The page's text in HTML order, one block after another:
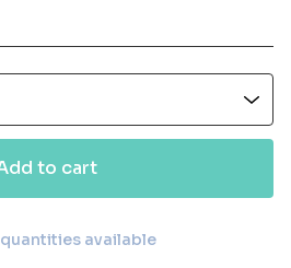
to cart
cartavailable